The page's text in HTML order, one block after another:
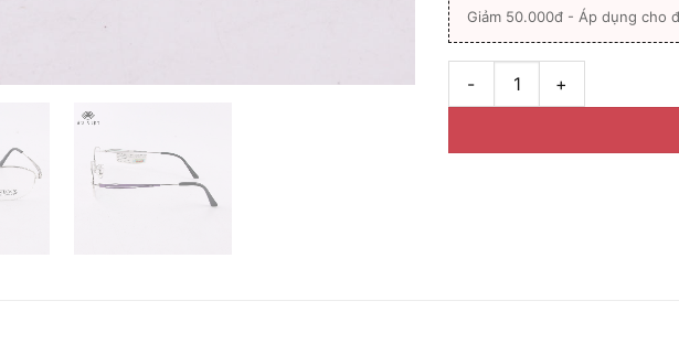
Giảm 50.000đ - Áp dụng cho
Gọng kính Nikko N-3053